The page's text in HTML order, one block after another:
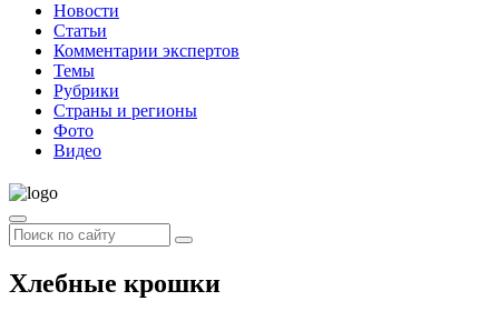
Новости
Статьи
Комментарии экспертов
Темы
Рубрики
Страны и регионы
Фото
Видео
Хлебные крошки